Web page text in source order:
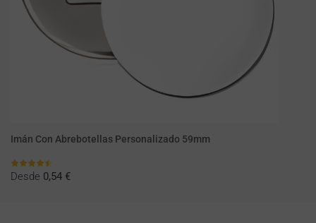
Imán Con Abrebotellas Personalizado 59mm
Desde 0,54 €